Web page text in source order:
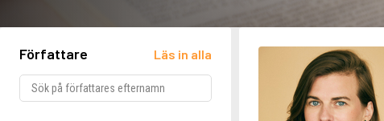
Författare Läs in alla